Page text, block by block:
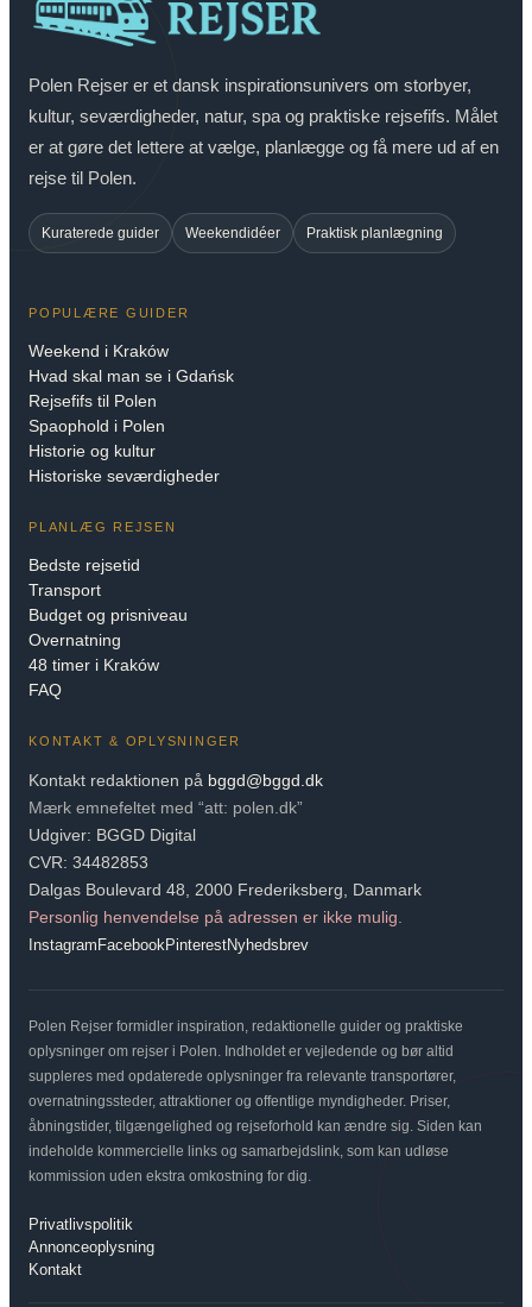
Polen Rejser er et dansk inspirationsunivers om storbyer,
kultur, seværdigheder, natur, spa og praktiske rejsefifs. Målet
er at gøre det lettere at vælge, planlægge og få mere ud af en
rejse til Polen.
Kuraterede guider Weekendidéer Praktisk planlægning
POPULÆRE GUIDER
Weekend i Kraków
Hvad skal man se i Gdańsk
Rejsefifs til Polen
Spaophold i Polen
Historie og kultur
Historiske seværdigheder
PLANLÆG REJSEN
Bedste rejsetid
Transport
Budget og prisniveau
Overnatning
48 timer i Kraków
FAQ
KONTAKT & OPLYSNINGER
Kontakt redaktionen på bggd@bggd.dk
Mærk emnefeltet med “att: polen.dk”
Udgiver: BGGD Digital
CVR: 34482853
Dalgas Boulevard 48, 2000 Frederiksberg, Danmark
Personlig henvendelse på adressen er ikke mulig.
InstagramFacebookPinterestNyhedsbrev
Polen Rejser formidler inspiration, redaktionelle guider og praktiske
oplysninger om rejser i Polen. Indholdet er vejledende og bør altid
suppleres med opdaterede oplysninger fra relevante transportører,
overnatningssteder, attraktioner og offentlige myndigheder. Priser,
åbningstider, tilgængelighed og rejseforhold kan ændre sig. Siden kan
indeholde kommercielle links og samarbejdslink, som kan udløse
kommission uden ekstra omkostning for dig.
Privatlivspolitik
Annonceoplysning
Kontakt